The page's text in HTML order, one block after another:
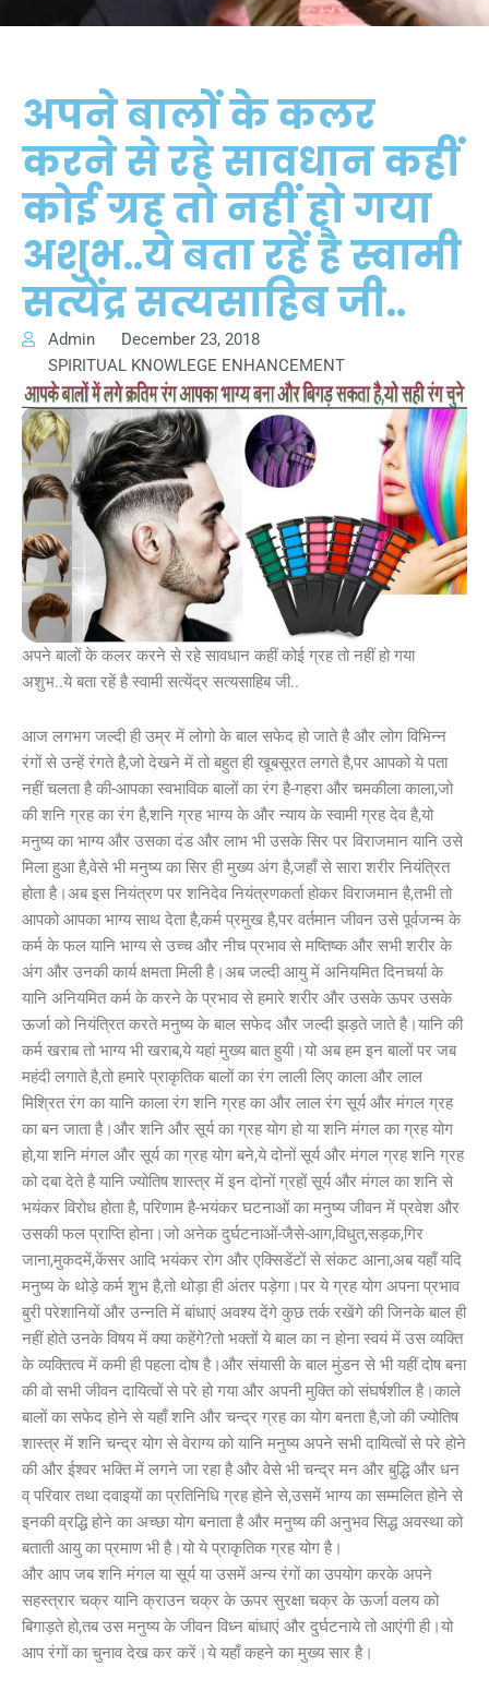
अपने बालों के कलर
करने से रहे सावधान कहीं
कोई ग्रह तो नहीं हो गया
अशुभ..ये बता रहें है स्वामी
सत्येंद्र सत्यसाहिब जी..
Admin
December 23, 2018
SPIRITUAL KNOWLEGE ENHANCEMENT
अपने बालों के कलर करने से रहे सावधान कहीं कोई ग्रह तो नहीं हो गया
अशुभ..ये बता रहें है स्वामी सत्येंद्र सत्यसाहिब जी..
आज लगभग जल्दी ही उम्र में लोगो के बाल सफेद हो जाते है और लोग विभिन्न
रंगों से उन्हें रंगते है,जो देखने में तो बहुत ही खूबसूरत लगते है,पर आपको ये पता
नहीं चलता है की-आपका स्वभाविक बालों का रंग है-गहरा और चमकीला काला,जो
की शनि ग्रह का रंग है,शनि ग्रह भाग्य के और न्याय के स्वामी ग्रह देव है,यो
मनुष्य का भाग्य और उसका दंड और लाभ भी उसके सिर पर विराजमान यानि उसे
मिला हुआ है,वेसे भी मनुष्य का सिर ही मुख्य अंग है,जहाँ से सारा शरीर नियंत्रित
होता है।अब इस नियंत्रण पर शनिदेव नियंत्रणकर्ता होकर विराजमान है,तभी तो
आपको आपका भाग्य साथ देता है,कर्म प्रमुख है,पर वर्तमान जीवन उसे पूर्वजन्म के
कर्म के फल यानि भाग्य से उच्च और नीच प्रभाव से मष्तिष्क और सभी शरीर के
अंग और उनकी कार्य क्षमता मिली है।अब जल्दी आयु में अनियमित दिनचर्या के
यानि अनियमित कर्म के करने के प्रभाव से हमारे शरीर और उसके ऊपर उसके
ऊर्जा को नियंत्रित करते मनुष्य के बाल सफेद और जल्दी झड़ते जाते है।यानि की
कर्म खराब तो भाग्य भी खराब,ये यहां मुख्य बात हुयी।यो अब हम इन बालों पर जब
महंदी लगाते है,तो हमारे प्राकृतिक बालों का रंग लाली लिए काला और लाल
मिश्रित रंग का यानि काला रंग शनि ग्रह का और लाल रंग सूर्य और मंगल ग्रह
का बन जाता है।और शनि और सूर्य का ग्रह योग हो या शनि मंगल का ग्रह योग
हो,या शनि मंगल और सूर्य का ग्रह योग बने,ये दोनों सूर्य और मंगल ग्रह शनि ग्रह
को दबा देते है यानि ज्योतिष शास्त्र में इन दोनों ग्रहों सूर्य और मंगल का शनि से
भयंकर विरोध होता है, परिणाम है-भयंकर घटनाओं का मनुष्य जीवन में प्रवेश और
उसकी फल प्राप्ति होना।जो अनेक दुर्घटनाओं-जैसे-आग,विधुत,सड़क,गिर
जाना,मुकदमें,केंसर आदि भयंकर रोग और एक्सिडेंटों से संकट आना,अब यहाँ यदि
मनुष्य के थोड़े कर्म शुभ है,तो थोड़ा ही अंतर पड़ेगा।पर ये ग्रह योग अपना प्रभाव
बुरी परेशानियों और उन्नति में बांधाएं अवश्य देंगे कुछ तर्क रखेंगे की जिनके बाल ही
नहीं होते उनके विषय में क्या कहेंगे?तो भक्तों ये बाल का न होना स्वयं में उस व्यक्ति
के व्यक्तित्व में कमी ही पहला दोष है।और संयासी के बाल मुंडन से भी यहीं दोष बना
की वो सभी जीवन दायित्वों से परे हो गया और अपनी मुक्ति को संघर्षशील है।काले
बालों का सफेद होने से यहाँ शनि और चन्द्र ग्रह का योग बनता है,जो की ज्योतिष
शास्त्र में शनि चन्द्र योग से वेराग्य को यानि मनुष्य अपने सभी दायित्वों से परे होने
की और ईश्वर भक्ति में लगने जा रहा है और वेसे भी चन्द्र मन और बुद्धि और धन
व् परिवार तथा दवाइयों का प्रतिनिधि ग्रह होने से,उसमें भाग्य का सम्मलित होने से
इनकी व्रद्धि होने का अच्छा योग बनाता है और मनुष्य की अनुभव सिद्ध अवस्था को
बताती आयु का प्रमाण भी है।यो ये प्राकृतिक ग्रह योग है।
और आप जब शनि मंगल या सूर्य या उसमें अन्य रंगों का उपयोग करके अपने
सहस्त्रार चक्र यानि क्राउन चक्र के ऊपर सुरक्षा चक्र के ऊर्जा वलय को
बिगाड़ते हो,तब उस मनुष्य के जीवन विध्न बांधाएं और दुर्घटनाये तो आएंगी ही।यो
आप रंगों का चुनाव देख कर करें।ये यहाँ कहने का मुख्य सार है।